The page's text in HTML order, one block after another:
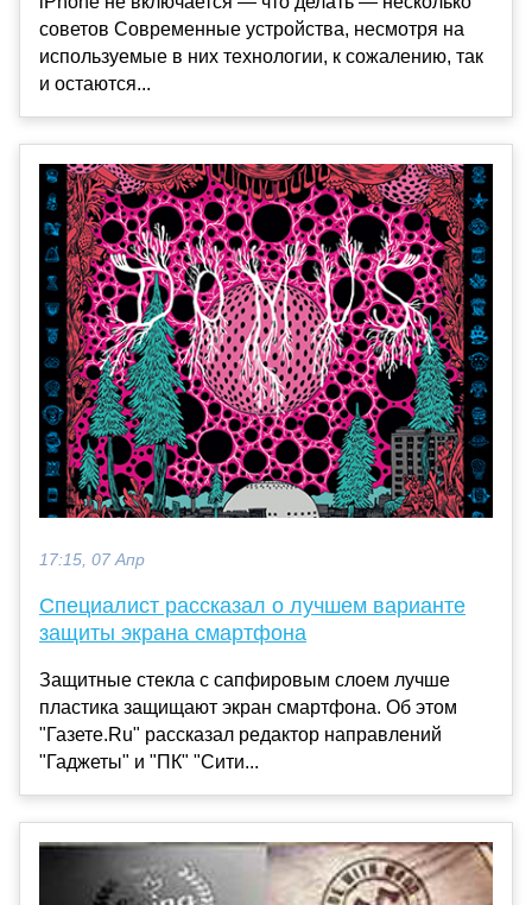
советов Современные устройства, несмотря на
используемые в них технологии, к сожалению, так
и остаются...
17:15, 07 Апр
Специалист рассказал о лучшем варианте
защиты экрана смартфона
Защитные стекла с сапфировым слоем лучше
пластика защищают экран смартфона. Об этом
"Газете.Ru" рассказал редактор направлений
"Гаджеты" и "ПК" "Сити...